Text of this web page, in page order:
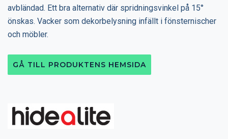
avbländad. Ett bra alternativ där spridningsvinkel på 15°
önskas. Vacker som dekorbelysning infällt i fönsternischer
och möbler.
GÅ TILL PRODUKTENS HEMSIDA